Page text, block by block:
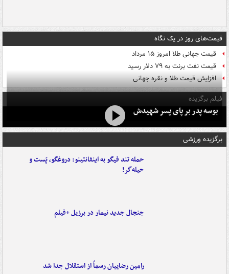
قیمت‌های روز در یک نگاه
قیمت جهانی طلا امروز ۱۵ مرداد
قیمت نفت برنت به ۷۹ دلار رسید
افزایش قیمت طلا و نقره جهانی
فیلم برگزیده
بوسه‌ پدر بر پای پسر شهیدش
برگزیده ورزشی
حمله تند فیگو به اینفانتینو: دروغگو، پَست‌ و
حیله‌گر!
جنجال جدید نیمار در برزیل +فیلم
رامین رضاییان رسماً از استقلال جدا شد